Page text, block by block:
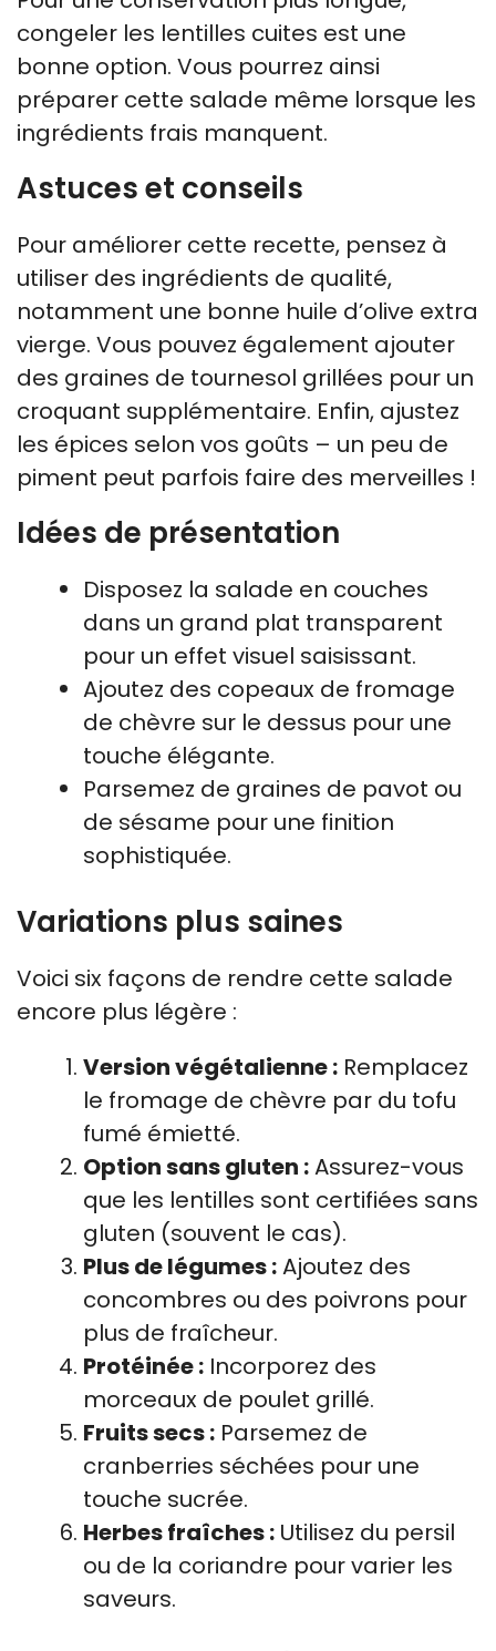
congeler les lentilles cuites est une
bonne option. Vous pourrez ainsi
préparer cette salade même lorsque les
ingrédients frais manquent.
Astuces et conseils
Pour améliorer cette recette, pensez à
utiliser des ingrédients de qualité,
notamment une bonne huile d’olive extra
vierge. Vous pouvez également ajouter
des graines de tournesol grillées pour un
croquant supplémentaire. Enfin, ajustez
les épices selon vos goûts – un peu de
piment peut parfois faire des merveilles !
Idées de présentation
Disposez la salade en couches
dans un grand plat transparent
pour un effet visuel saisissant.
Ajoutez des copeaux de fromage
de chèvre sur le dessus pour une
touche élégante.
Parsemez de graines de pavot ou
de sésame pour une finition
sophistiquée.
Variations plus saines
Voici six façons de rendre cette salade
encore plus légère :
Version végétalienne : Remplacez
le fromage de chèvre par du tofu
fumé émietté.
Option sans gluten :Assurez-vous
que les lentilles sont certifiées sans
gluten (souvent le cas).
Plus de légumes :Ajoutez des
concombres ou des poivrons pour
plus de fraîcheur.
Protéinée : Incorporez des
morceaux de poulet grillé.
Fruits secs : Parsemez de
cranberries séchées pour une
touche sucrée.
Herbes fraîches : Utilisez du persil
ou de la coriandre pour varier les
saveurs.